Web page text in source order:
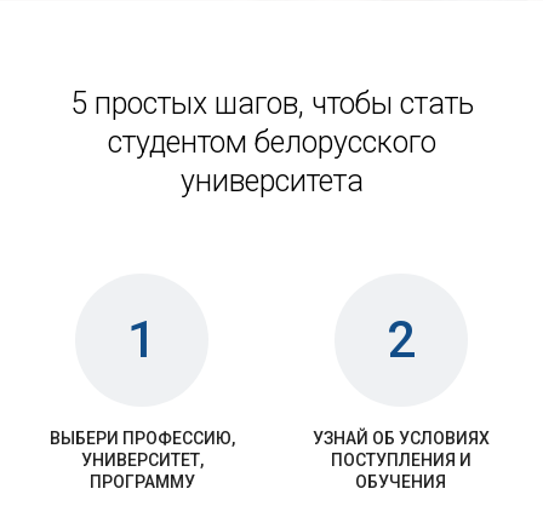
5 простых шагов, чтобы стать
студентом белорусского
университета
1
ВЫБЕРИ ПРОФЕССИЮ,
УНИВЕРСИТЕТ,
ПРОГРАММУ
2
УЗНАЙ ОБ УСЛОВИЯХ
ПОСТУПЛЕНИЯ И
ОБУЧЕНИЯ